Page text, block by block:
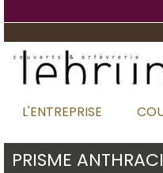
L'ENTREPRISE
PRISME